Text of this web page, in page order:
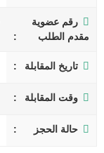
رقم عضوية
مقدم الطلب
تاريخ المقابلة
وقت المقابلة
حالة الحجز